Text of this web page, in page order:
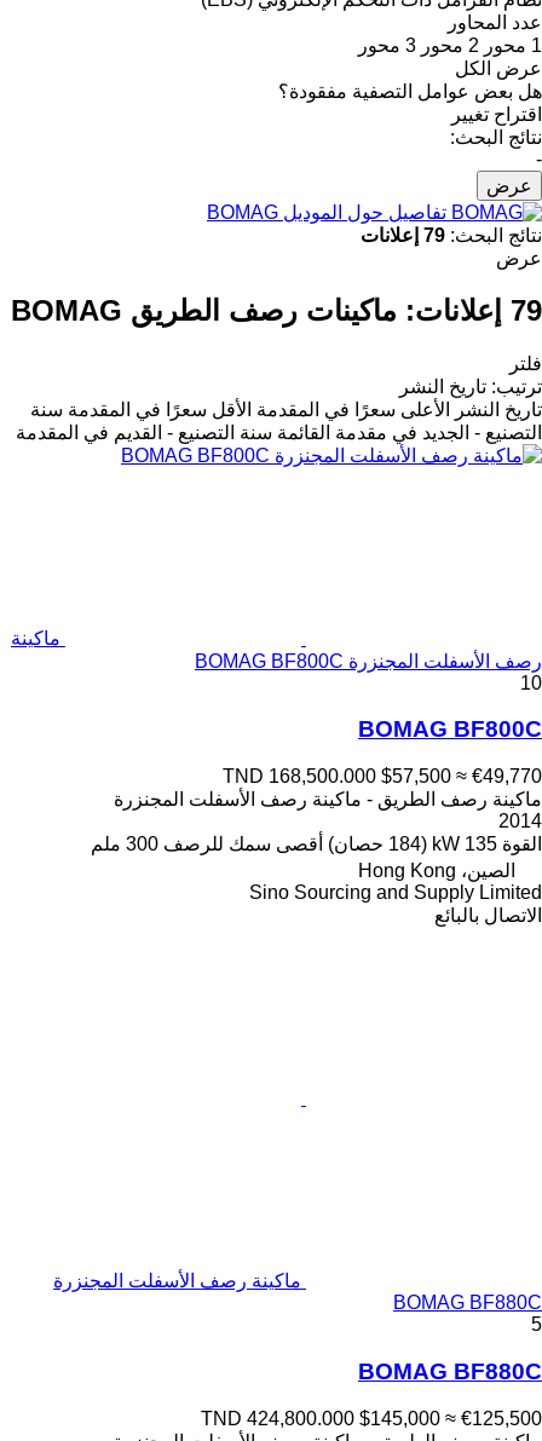
عدد المحاور
1 محور
2 محور
3 محور
عرض الكل
هل بعض عوامل التصفية مفقودة؟
اقتراح تغيير
نتائج البحث:
-
عرض
تفاصيل حول الموديل BOMAG
نتائج البحث: 79 إعلانات
عرض
79 إعلانات: ماكينات رصف الطريق BOMAG
فلتر
ترتيب: تاريخ النشر
تاريخ النشر
الأعلى سعرًا في المقدمة الأقل سعرًا في المقدمة سنة
التصنيع - الجديد في مقدمة القائمة سنة التصنيع - القديم في المقدمة
ماكينة
رصف الأسفلت المجنزرة BOMAG BF800C
10
BOMAG BF800C
TND 168,500.000 $57,500 ≈ €49,770
ماكينة رصف الطريق - ماكينة رصف الأسفلت المجنزرة
2014
القوة 135 kW (184 حصان) أقصى سمك للرصف 300 ملم
الصين، Hong Kong
Sino Sourcing and Supply Limited
الاتصال بالبائع
ماكينة رصف الأسفلت المجنزرة
BOMAG BF880C
5
BOMAG BF880C
TND 424,800.000 $145,000 ≈ €125,500